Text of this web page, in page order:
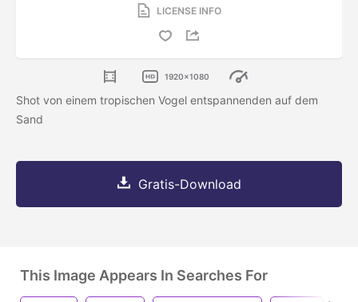
LICENSE INFO
1920x1080
Shot von einem tropischen Vogel entspannenden auf dem
Sand
Gratis-Download
This Image Appears In Searches For